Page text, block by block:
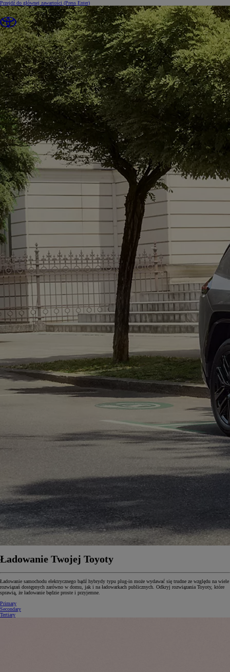
Przejdź do głównej zawartości (Press Enter)
Ładowanie Twojej Toyoty
Ładowanie samochodu elektrycznego bądź hybrydy typu plug-in może wydawać się trudne ze względu na wiele
rozwiązań dostępnych zarówno w domu, jak i na ładowarkach publicznych. Odkryj rozwiązania Toyoty, które
sprawią, że ładowanie będzie proste i przyjemne.
Primary
Secondary
Tertiary